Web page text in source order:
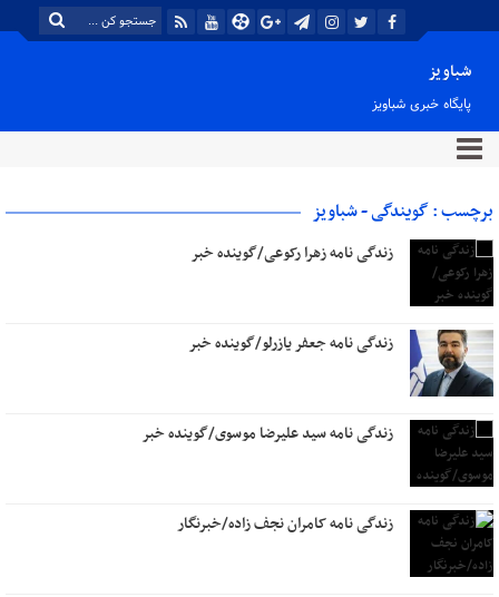
شباویز
پایگاه خبری شباویز
برچسب : گویندگی - شباویز
زندگی نامه زهرا رکوعی/گوینده خبر
زندگی نامه جعفر یازرلو/گوینده خبر
زندگی نامه سید علیرضا موسوی/گوینده خبر
زندگی نامه کامران نجف زاده/خبرنگار